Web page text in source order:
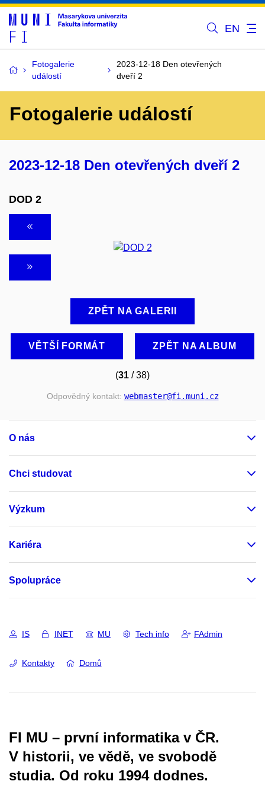
EN
Fotogalerie
událostí
2023-12-18 Den otevřených
dveří 2
Fotogalerie událostí
2023-12-18 Den otevřených dveří 2
DOD 2
ZPĚT NA GALERII
VĚTŠÍ FORMÁT ZPĚT NA ALBUM
(31 / 38)
Odpovědný kontakt: webmaster@fi.muni.cz
O nás
Chci studovat
Výzkum
Kariéra
Spolupráce
IS INET MU Tech info FAdmin
Kontakty Domů
FI MU – první informatika v ČR.
V historii, ve vědě, ve svobodě
studia. Od roku 1994 dodnes.